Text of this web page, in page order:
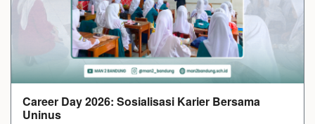
Career Day 2026: Sosialisasi Karier Bersama
Uninus